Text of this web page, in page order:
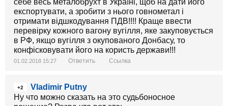
себе весь металобрухт в Україні, щоб на дати його
експортувати, а зробити з нього говнометал і
отримати відшкодування ПДВ!!!! Краще ввести
перевірку кожного вагону вугілля, яке закуповується
в РФ, якщо вугілля з окупованого Донбасу, то
конфісковувати його на користь держави!!!
01.02.2018 15:27 Ответить Ссылка
+2
Vladimir Putny
Ну что можно сказать на это судьбоносное